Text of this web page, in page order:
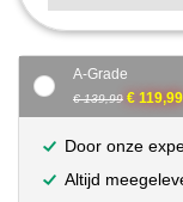
A-Grade
€ 139,99 € 119,99
Door onze
Altijd